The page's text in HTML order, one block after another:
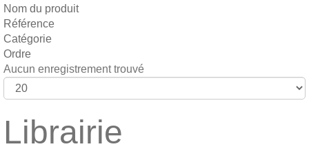
Nom du produit
Référence
Catégorie
Ordre
Aucun enregistrement trouvé
Librairie